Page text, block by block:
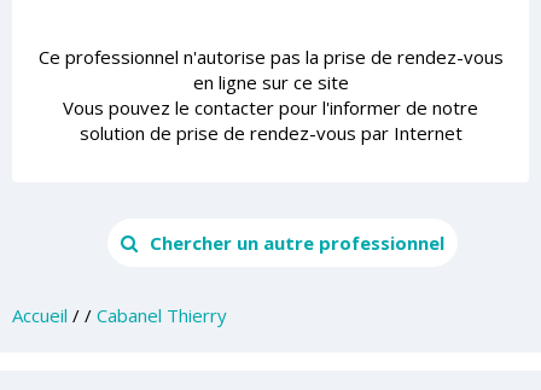
Ce professionnel n'autorise pas la prise de rendez-vous
en ligne sur ce site
Vous pouvez le contacter pour l'informer de notre
solution de prise de rendez-vous par Internet
Chercher un autre professionnel
Accueil / / Cabanel Thierry